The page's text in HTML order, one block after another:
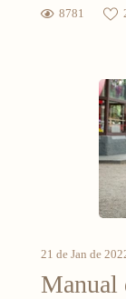
8781
21 de Jan de
Manual